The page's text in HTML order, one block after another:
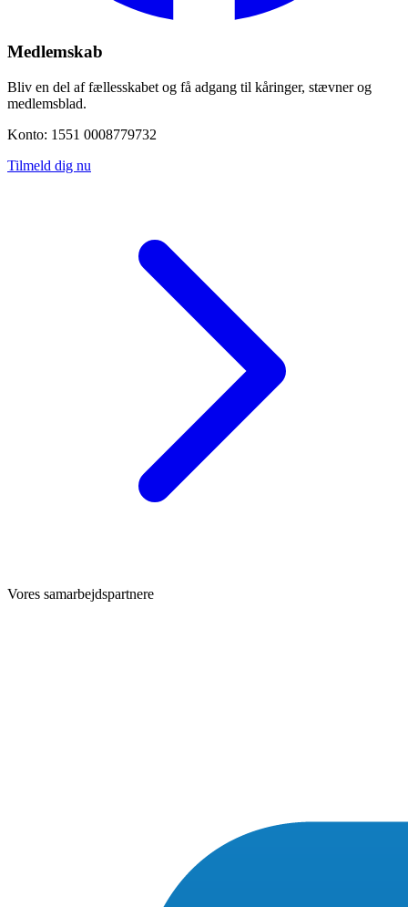
Medlemskab
Bliv en del af fællesskabet og få adgang til kåringer, stævner og
medlemsblad.
Konto: 1551 0008779732
Tilmeld dig nu
Vores samarbejdspartnere